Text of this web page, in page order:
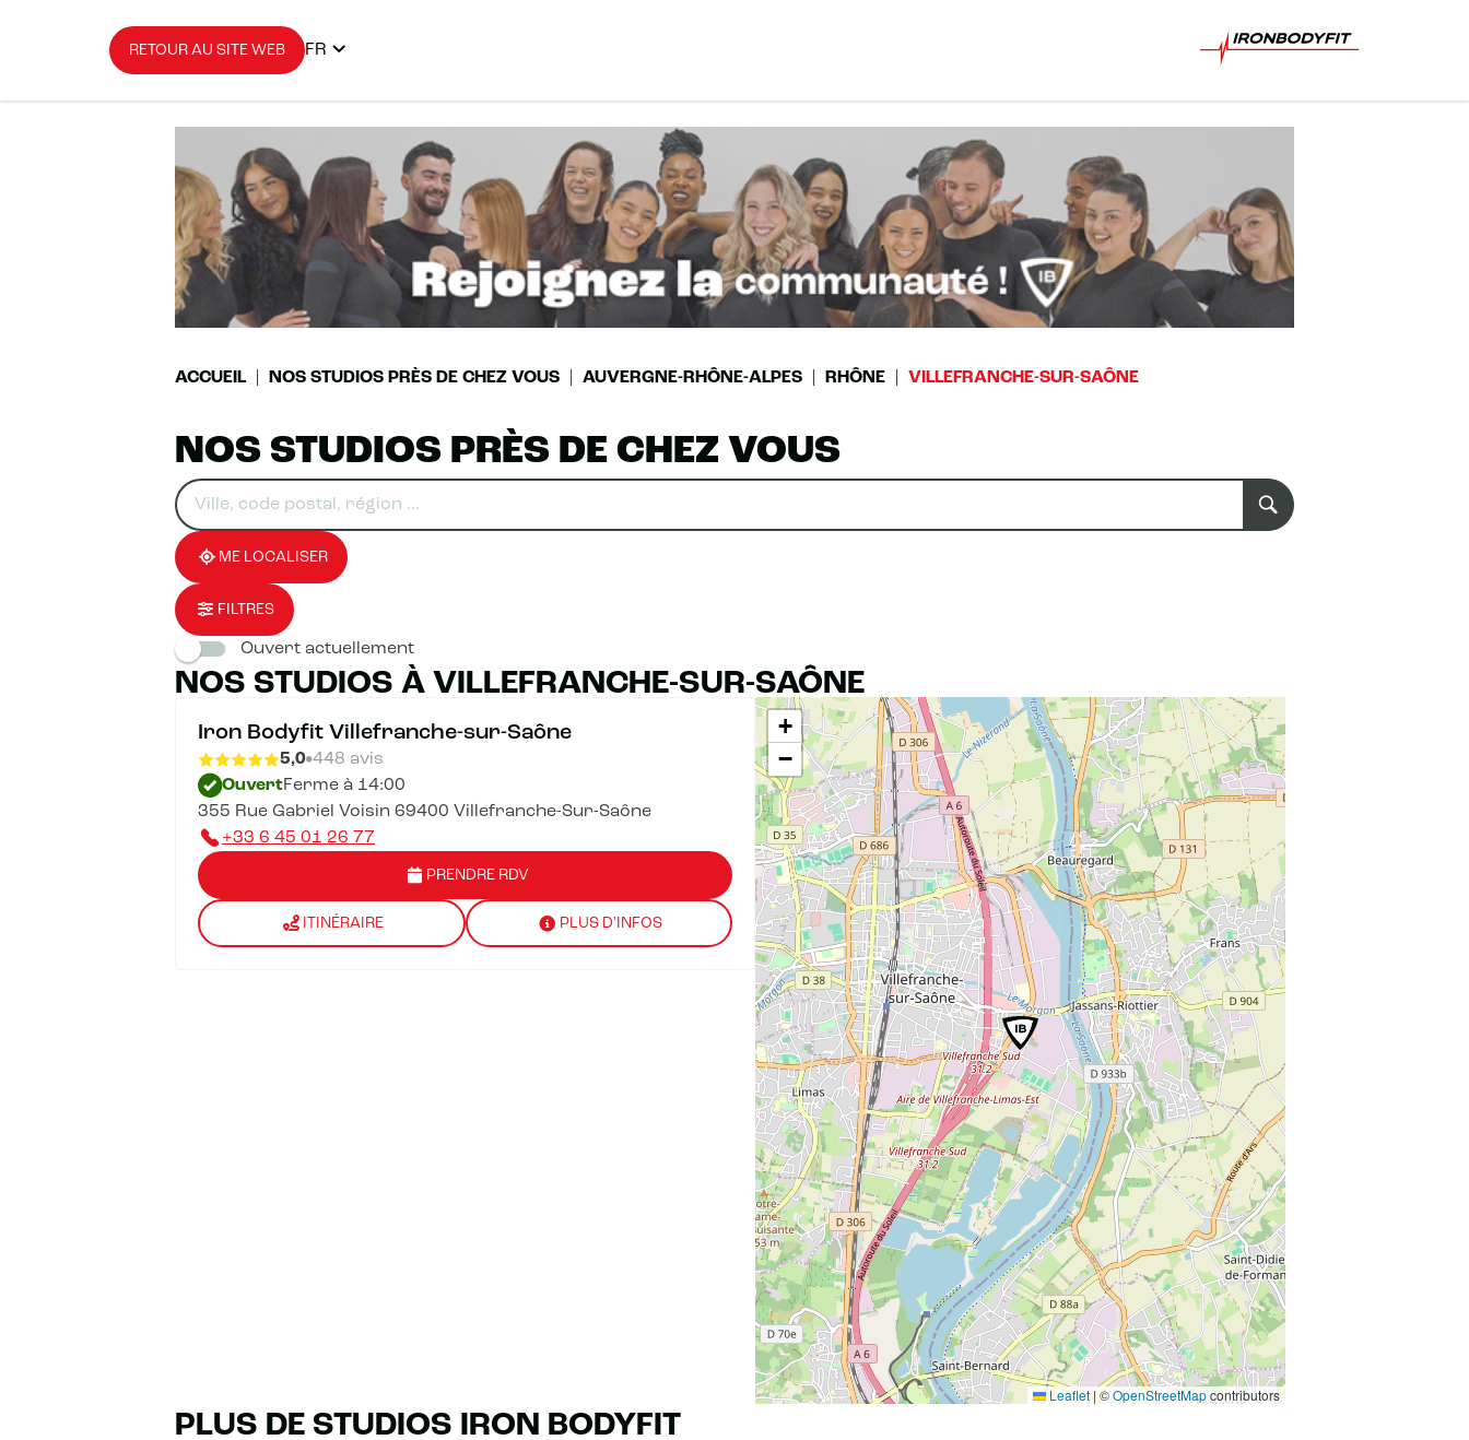
RETOUR AU SITE WEB FR
ACCUEIL NOS STUDIOS PRÈS DE CHEZ VOUS AUVERGNE-RHÔNE-ALPES RHÔNE VILLEFRANCHE-SUR-SAÔNE
NOS STUDIOS PRÈS DE CHEZ VOUS
Veuillez
renseigner
une
adresse
0
résultat(s)
trouvé(s)
ME LOCALISER
FILTRES
Ouvert actuellement
NOS STUDIOS À VILLEFRANCHE-SUR-SAÔNE
Iron Bodyfit Villefranche-sur-Saône
5,0 448 avis
OuvertFerme à 14:00
355 Rue Gabriel Voisin 69400 Villefranche-Sur-Saône
+33 6 45 01 26 77
PRENDRE RDV
ITINÉRAIRE PLUS D'INFOS
+
−
Leaflet |©OpenStreetMapcontributors
PLUS DE STUDIOS IRON BODYFIT